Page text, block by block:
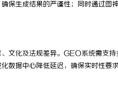
保生成结果的严谨性；同时通过图
文化及法规差异。GEO系统需支
数据中心降低延迟，确保实时性要